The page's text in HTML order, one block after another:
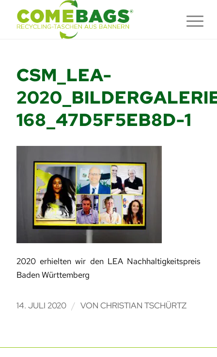
CSM_LEA-
168_47D5F5EB8D-1
2020 erhielten wir den LEA Nachhaltigkeitspreis
Baden Württemberg
14. JULI 2020 / VON CHRISTIAN TSCHÜRTZ